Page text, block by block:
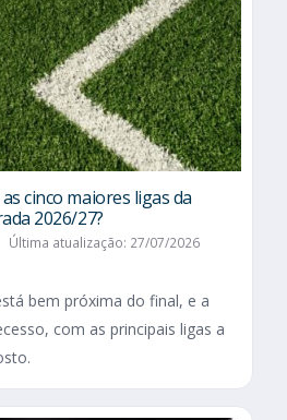
cinco maiores ligas da
2026/27?
Última atualização: 27/07/2026
bem próxima do final, e a
com as principais ligas a